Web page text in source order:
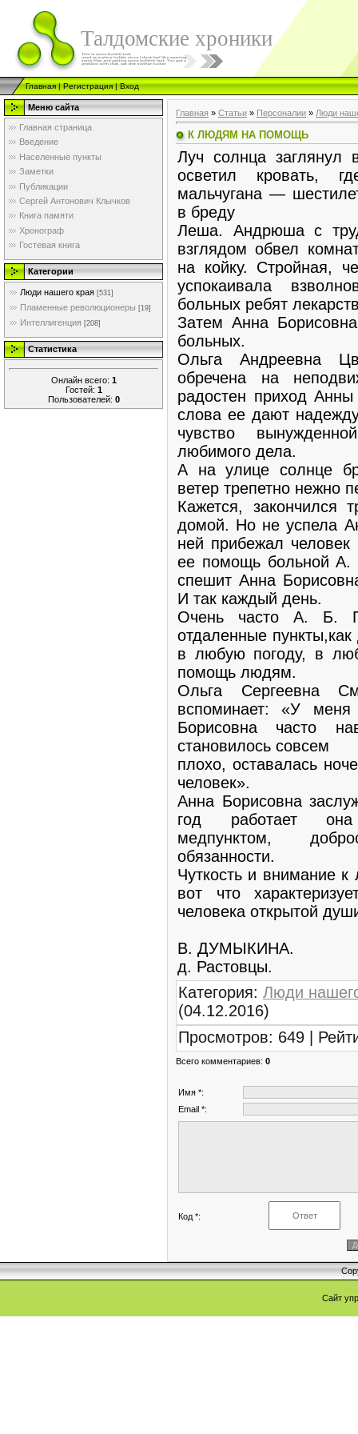
Талдомские хроники
Главная|Регистрация|Вход
Меню сайта
Главная страница
Введение
Населенные пункты
Заметки
Публикации
Сергей Антонович Клычков
Книга памяти
Хронограф
Гостевая книга
Категории
Люди нашего края [531]
Пламенные революционеры [19]
Интеллигенция [208]
Статистика
Онлайн всего: 1
Гостей: 1
Пользователей: 0
Главная » Статьи » Персоналии » Люди
К ЛЮДЯМ НА ПОМОЩЬ
Луч солнца заглянул
осветил кровать,
мальчугана —
в бреду
Леша. Андрюша с
взглядом обвел
на койку. Стройная,
успокаивала
больных ребят
Затем Анна
больных.
Ольга Андреевна
обречена на
радостен приход
слова ее дают
чувство
любимого дела.
А на улице солнце
ветер трепетно нежно
Кажется, закончился
домой. Но не успела
ней прибежал
ее помощь больной А.
спешит Анна
И так каждый день.
Очень часто А. Б.
отдаленные
в любую погоду, в
помощь людям.
Ольга Сергеевна
вспоминает: «У
Борисовна часто
становилось совсем
плохо, оставалась
человек».
Анна Борисовна
год работает
медпунктом,
обязанности.
Чуткость и внимание
вот что
человека открытой
В. ДУМЫКИНА.
д. Растовцы.
Категория: Люди
(04.12.2016)
Просмотров: 649 |
Всего комментариев: 0
Имя *:
Email *:
Код *:
Сайт